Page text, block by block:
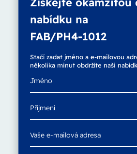
nabídku na
FAB/PH4-1012
Stačí zadat jméno a e-mailovou
několika minut obdržíte naši